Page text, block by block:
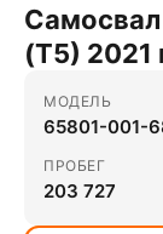
(T5) 2021
МОДЕЛЬ
65801-001-
ПРОБЕГ
203 727